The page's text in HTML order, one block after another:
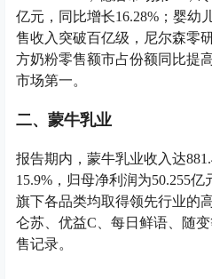
亿元，同比增长16.28%；婴幼
售收入突破百亿级，尼尔森零
方奶粉零售额市占份额同比提
市场第一。
二、蒙牛乳业
报告期内，蒙牛乳业收入达
15.9%，归母净利润为50.255亿
旗下各品类均取得领先行业的
仑苏、优益C、每日鲜语、随
售记录。